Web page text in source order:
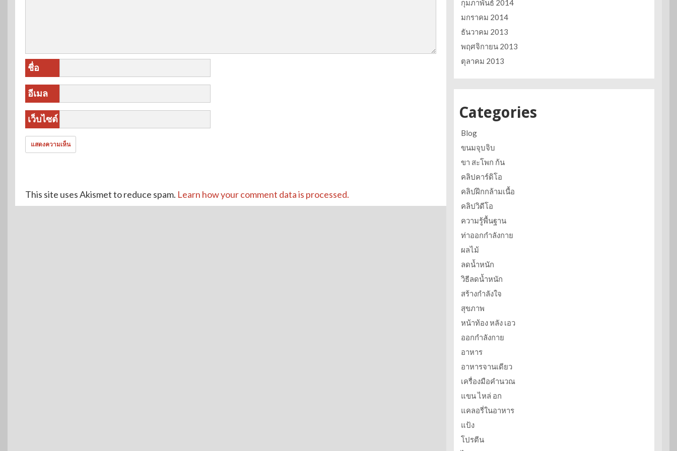
ชื่อ
อีเมล
เว็บไซต์
This site uses Akismet to reduce spam. Learn how your comment data is processed.
กุมภาพันธ์ 2014
มกราคม 2014
ธันวาคม 2013
พฤศจิกายน 2013
ตุลาคม 2013
Categories
Blog
ขนมจุบจิบ
ขา สะโพก ก้น
คลิปคาร์ดิโอ
คลิปฝึกกล้ามเนื้อ
คลิปวิดีโอ
ความรู้พื้นฐาน
ท่าออกกำลังกาย
ผลไม้
ลดน้ำหนัก
วิธีลดน้ำหนัก
สร้างกำลังใจ
สุขภาพ
หน้าท้อง หลัง เอว
ออกกำลังกาย
อาหาร
อาหารจานเดียว
เครื่องมือคำนวณ
แขน ไหล่ อก
แคลอรี่ในอาหาร
แป้ง
โปรตีน